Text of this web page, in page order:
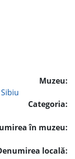
Muzeu:
Categoria:
în muzeu:
locală: